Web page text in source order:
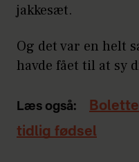
jakkesæt.
Og det var en helt
havde fået til at sy
Læs også:
tidlig fødsel